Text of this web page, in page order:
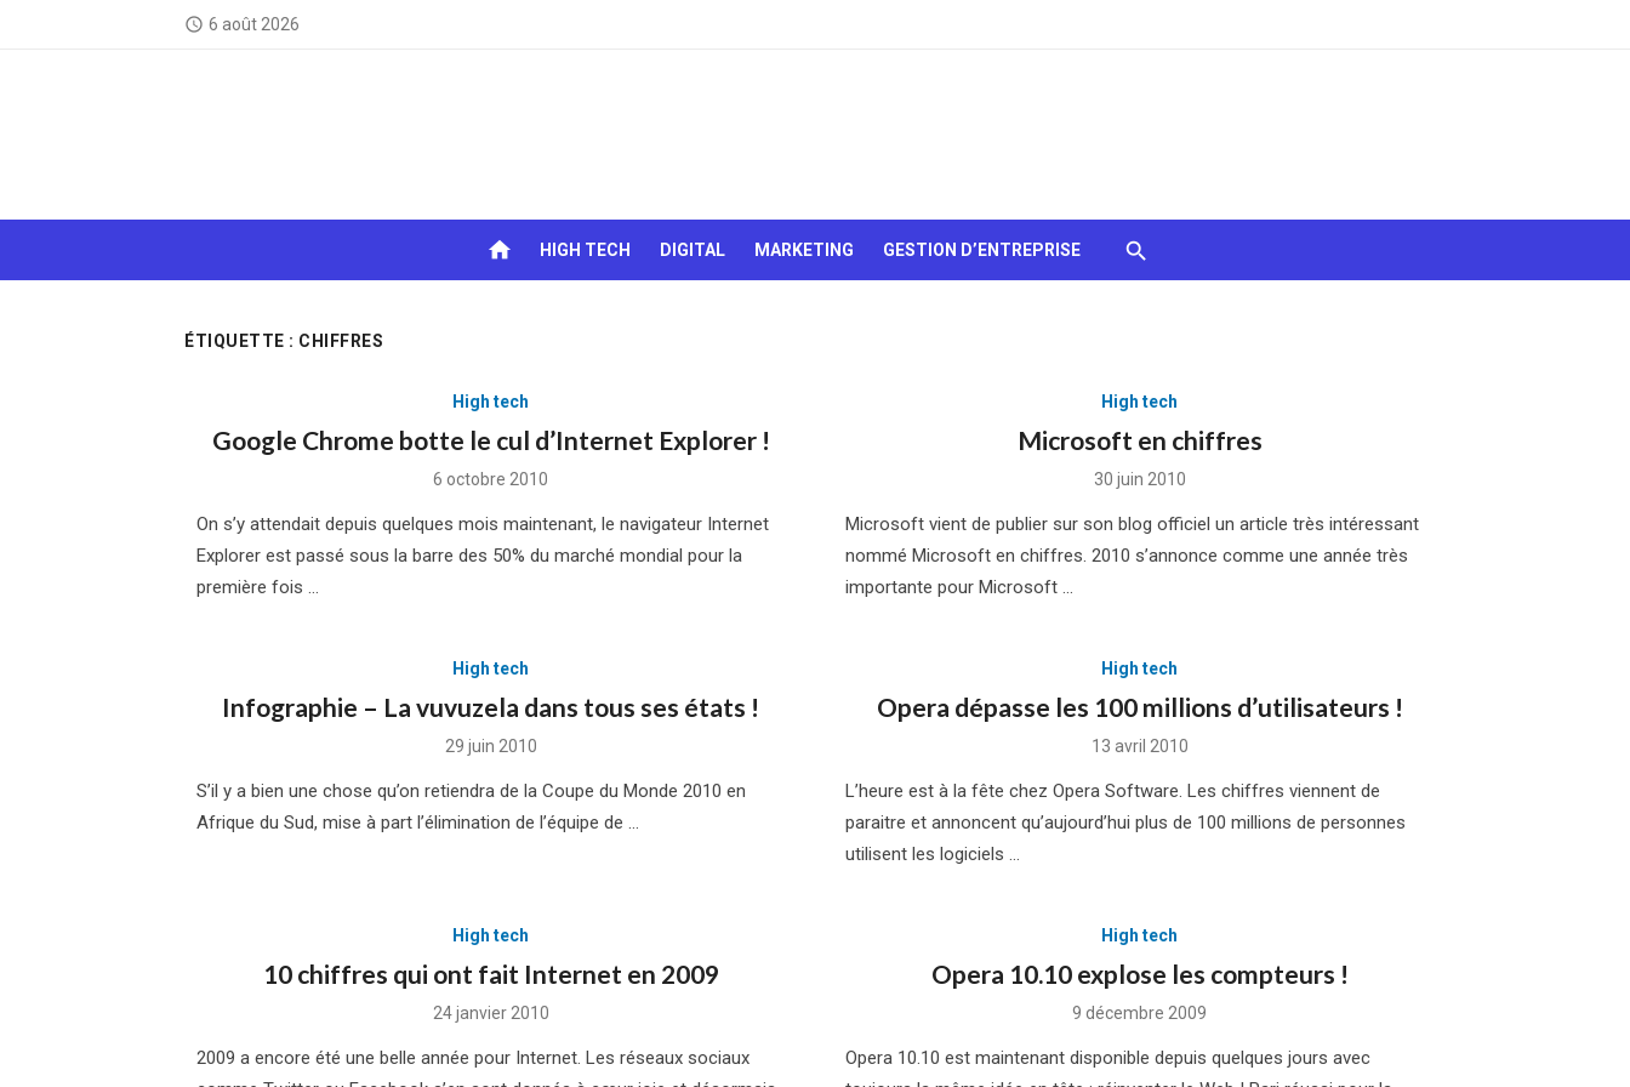
access_time 6 août 2026
chocolats…
home HIGH TECH DIGITAL MARKETING GESTION D’ENTREPRISE
ÉTIQUETTE : CHIFFRES
High tech
Google Chrome botte le cul d’Internet Explorer !
Posted
6 octobre 2010
On s’y attendait depuis quelques mois maintenant, le navigateur Internet
Explorer est passé sous la barre des 50% du marché mondial pour la
première fois …
High tech
Microsoft en chiffres
Posted
30 juin 2010
Microsoft vient de publier sur son blog officiel un article très intéressant
nommé Microsoft en chiffres. 2010 s’annonce comme une année très
importante pour Microsoft …
High tech
Infographie – La vuvuzela dans tous ses états !
Posted
29 juin 2010
S’il y a bien une chose qu’on retiendra de la Coupe du Monde 2010 en
Afrique du Sud, mise à part l’élimination de l’équipe de …
High tech
Opera dépasse les 100 millions d’utilisateurs !
Posted
13 avril 2010
L’heure est à la fête chez Opera Software. Les chiffres viennent de
paraitre et annoncent qu’aujourd’hui plus de 100 millions de personnes
utilisent les logiciels …
High tech
10 chiffres qui ont fait Internet en 2009
Posted
24 janvier 2010
2009 a encore été une belle année pour Internet. Les réseaux sociaux
High tech
Opera 10.10 explose les compteurs !
Posted
9 décembre 2009
Opera 10.10 est maintenant disponible depuis quelques jours avec